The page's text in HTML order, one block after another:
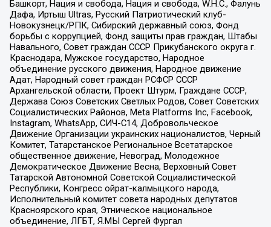
Башкорт, Нация и свобода, Нация и свобода, W.H.С., Фалунь
Дафа, Иртыш Ultras, Русский Патриотический клуб-
Новокузнецк/РПК, Сибирский державный союз, Фонд
борьбы с коррупцией, Фонд защиты прав граждан, Штабы
Навального, Совет граждан СССР Прикубанского округа г.
Краснодара, Мужское государство, Народное
объединение русского движения, Народное движение
Адат, Народный совет граждан РСФСР СССР
Архангельской области, Проект Штурм, Граждане СССР,
Держава Союз Советских Светлых Родов, Совет Советских
Социалистических Районов, Meta Platforms Inc, Facebook,
Instagram, WhatsApp, СИЧ-С14, Добровольческое
Движение Организации украинских националистов, Черный
Комитет, Татарстанское Региональное Всетатарское
общественное движение, Невоград, Молодежное
Демократическое Движение Весна, Верховный Совет
Татарской Автономной Советской Социалистической
Республики, Конгресс ойрат-калмыцкого народа,
Исполнительный комитет совета народных депутатов
Красноярского края, Этническое национальное
объединение, ЛГБТ, Я.МЫ Сергей Фургал